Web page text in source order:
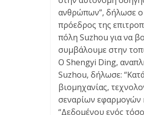
ανθρώπων”, δήλωσε ο
πρόεδρος της
πόλη Suzhou για να
συμβάλουμε στην
Ο Shengyi Ding,
Suzhou, δήλωσε:
βιομηχανίας,
σεναρίων εφαρμογών
“Δεδομένου ενός